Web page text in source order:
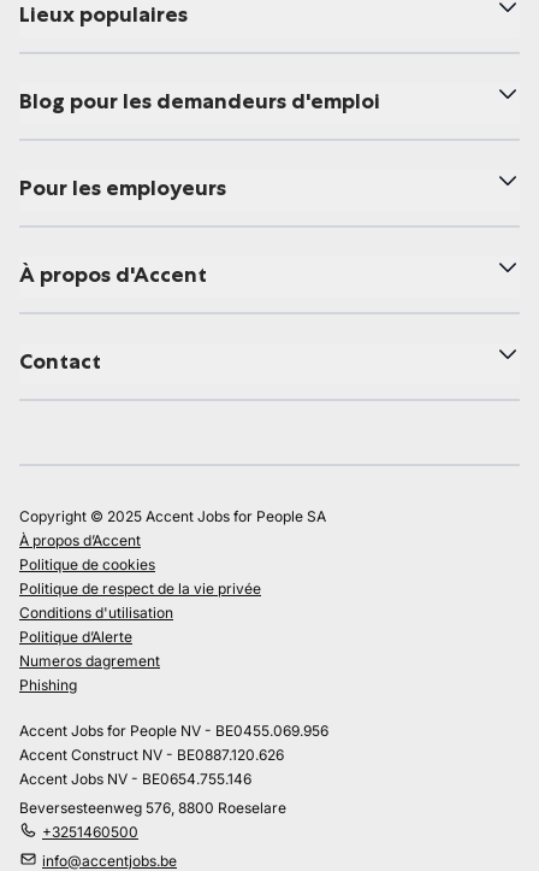
Lieux populaires
Blog pour les demandeurs d'emploi
Pour les employeurs
À propos d'Accent
Contact
Copyright © 2025 Accent Jobs for People SA
À propos d’Accent
Politique de cookies
Politique de respect de la vie privée
Conditions d'utilisation
Politique d’Alerte
Numeros dagrement
Phishing
Accent Jobs for People NV - BE0455.069.956
Accent Construct NV - BE0887.120.626
Accent Jobs NV - BE0654.755.146
Beversesteenweg 576, 8800 Roeselare
+3251460500
info@accentjobs.be